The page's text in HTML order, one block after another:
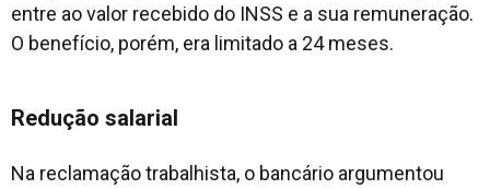
entre ao valor recebido do INSS e a sua remuneração.
O benefício, porém, era limitado a 24 meses.
Redução salarial
Na reclamação trabalhista, o bancário argumentou